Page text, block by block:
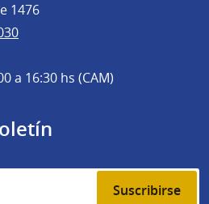
1476
a 16:30 hs (CAM)
Suscribirse